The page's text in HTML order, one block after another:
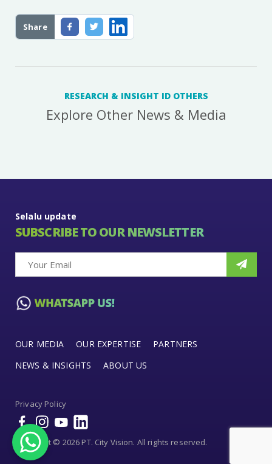
Share
RESEARCH & INSIGHT ID OTHERS
Explore Other News & Media
Selalu update
SUBSCRIBE TO OUR NEWSLETTER
OUR MEDIA OUR EXPERTISE
PARTNERS
NEWS & INSIGHTS
ABOUT US
Privacy Policy
Copyright © 2026 PT. City Vision. All rights reserved.